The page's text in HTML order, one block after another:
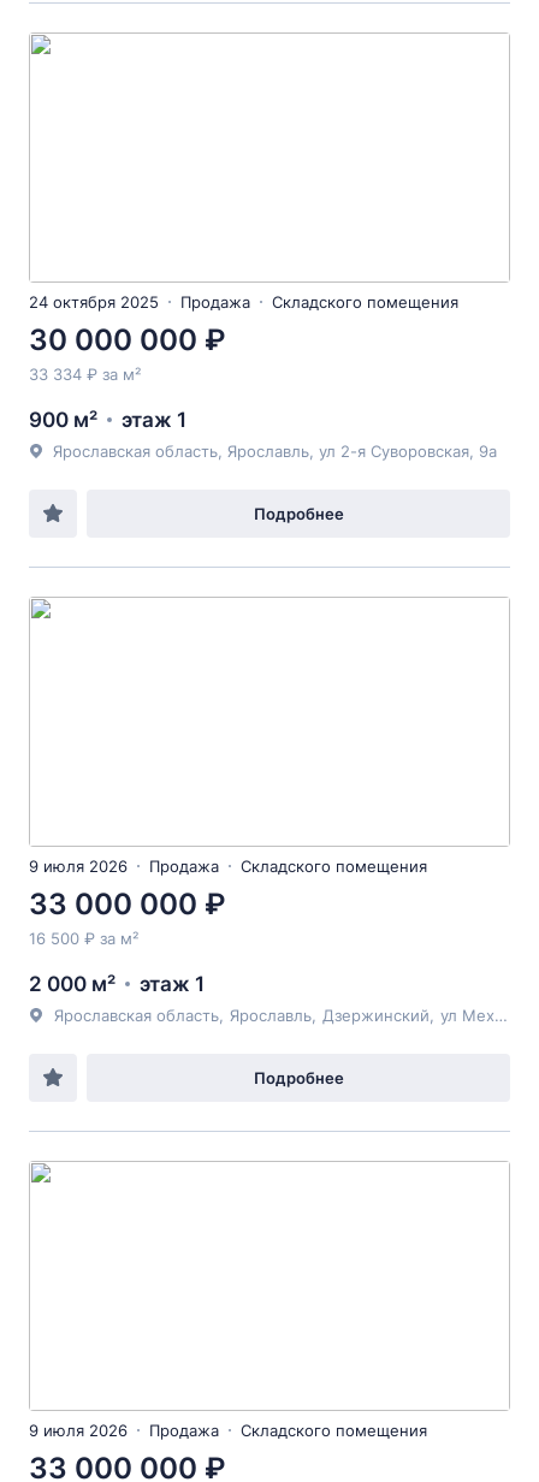
24 октября 2025 Продажа Складского помещения
30 000 000 ₽
33 334 ₽ за м²
900 м² этаж 1
Ярославская область, Ярославль, ул 2-я Суворовская, 9а
Подробнее
9 июля 2026 Продажа Складского помещения
33 000 000 ₽
16 500 ₽ за м²
2 000 м² этаж 1
Ярославская область Ярославль Дзержинский ул Механизаторов
Подробнее
9 июля 2026 Продажа Складского помещения
33 000 000 ₽